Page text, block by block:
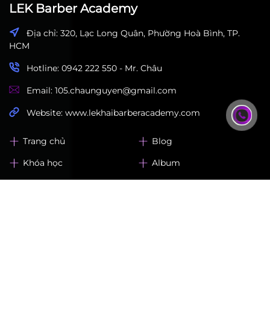
LEK Barber Academy
Địa chỉ: 320, Lạc Long Quân, Phường Hoà Bình, TP.
HCM
Hotline: 0942 222 550 - Mr. Châu
Email: 105.chaunguyen@gmail.com
Website: www.lekhaibarberacademy.com
Trang chủ
Blog
Khóa học
Album